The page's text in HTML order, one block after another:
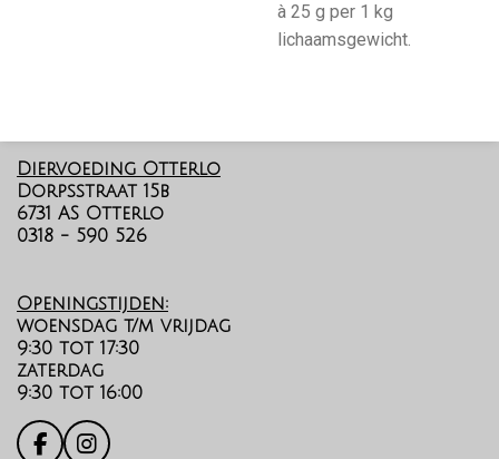
à 25 g per 1 kg
lichaamsgewicht.
Diervoeding Otterlo
Dorpsstraat 15b
6731 AS Otterlo
0318 - 590 526
Openingstijden:
woensdag t/m vrijdag
9:30 tot 17:30
zaterdag
9:30 tot 16:00
F I